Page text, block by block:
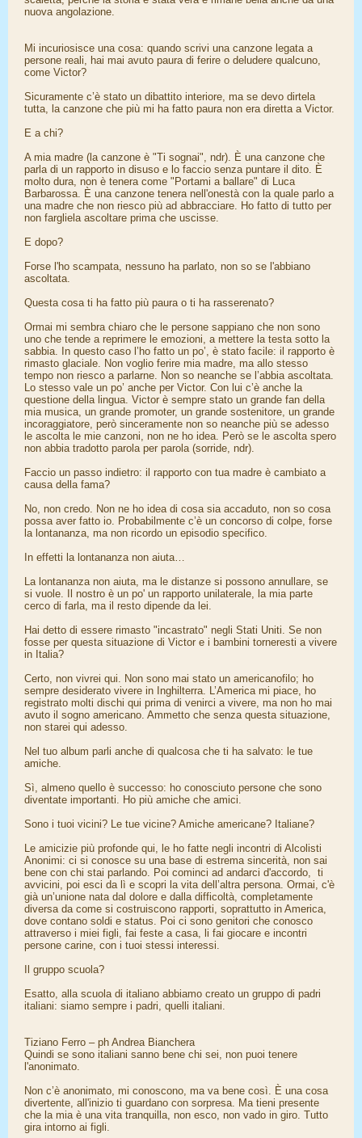
nuova angolazione.
Mi incuriosisce una cosa: quando scrivi una canzone legata a
persone reali, hai mai avuto paura di ferire o deludere qualcuno,
come Victor?
Sicuramente c’è stato un dibattito interiore, ma se devo dirtela
tutta, la canzone che più mi ha fatto paura non era diretta a Victor.
E a chi?
A mia madre (la canzone è "Ti sognai", ndr). È una canzone che
parla di un rapporto in disuso e lo faccio senza puntare il dito. È
molto dura, non è tenera come "Portami a ballare" di Luca
Barbarossa. È una canzone tenera nell'onestà con la quale parlo a
una madre che non riesco più ad abbracciare. Ho fatto di tutto per
non fargliela ascoltare prima che uscisse.
E dopo?
Forse l'ho scampata, nessuno ha parlato, non so se l'abbiano
ascoltata.
Questa cosa ti ha fatto più paura o ti ha rasserenato?
Ormai mi sembra chiaro che le persone sappiano che non sono
uno che tende a reprimere le emozioni, a mettere la testa sotto la
sabbia. In questo caso l’ho fatto un po’, è stato facile: il rapporto è
rimasto glaciale. Non voglio ferire mia madre, ma allo stesso
tempo non riesco a parlarne. Non so neanche se l’abbia ascoltata.
Lo stesso vale un po’ anche per Victor. Con lui c’è anche la
questione della lingua. Victor è sempre stato un grande fan della
mia musica, un grande promoter, un grande sostenitore, un grande
incoraggiatore, però sinceramente non so neanche più se adesso
le ascolta le mie canzoni, non ne ho idea. Però se le ascolta spero
non abbia tradotto parola per parola (sorride, ndr).
Faccio un passo indietro: il rapporto con tua madre è cambiato a
causa della fama?
No, non credo. Non ne ho idea di cosa sia accaduto, non so cosa
possa aver fatto io. Probabilmente c’è un concorso di colpe, forse
la lontananza, ma non ricordo un episodio specifico.
In effetti la lontananza non aiuta…
La lontananza non aiuta, ma le distanze si possono annullare, se
si vuole. Il nostro è un po' un rapporto unilaterale, la mia parte
cerco di farla, ma il resto dipende da lei.
Hai detto di essere rimasto "incastrato" negli Stati Uniti. Se non
fosse per questa situazione di Victor e i bambini torneresti a vivere
in Italia?
Certo, non vivrei qui. Non sono mai stato un americanofilo; ho
sempre desiderato vivere in Inghilterra. L’America mi piace, ho
registrato molti dischi qui prima di venirci a vivere, ma non ho mai
avuto il sogno americano. Ammetto che senza questa situazione,
non starei qui adesso.
Nel tuo album parli anche di qualcosa che ti ha salvato: le tue
amiche.
Sì, almeno quello è successo: ho conosciuto persone che sono
diventate importanti. Ho più amiche che amici.
Sono i tuoi vicini? Le tue vicine? Amiche americane? Italiane?
Le amicizie più profonde qui, le ho fatte negli incontri di Alcolisti
Anonimi: ci si conosce su una base di estrema sincerità, non sai
bene con chi stai parlando. Poi cominci ad andarci d'accordo, ti
avvicini, poi esci da lì e scopri la vita dell’altra persona. Ormai, c'è
già un’unione nata dal dolore e dalla difficoltà, completamente
diversa da come si costruiscono rapporti, soprattutto in America,
dove contano soldi e status. Poi ci sono genitori che conosco
attraverso i miei figli, fai feste a casa, li fai giocare e incontri
persone carine, con i tuoi stessi interessi.
Il gruppo scuola?
Esatto, alla scuola di italiano abbiamo creato un gruppo di padri
italiani: siamo sempre i padri, quelli italiani.
Tiziano Ferro – ph Andrea Bianchera
Quindi se sono italiani sanno bene chi sei, non puoi tenere
l'anonimato.
Non c’è anonimato, mi conoscono, ma va bene così. È una cosa
divertente, all'inizio ti guardano con sorpresa. Ma tieni presente
che la mia è una vita tranquilla, non esco, non vado in giro. Tutto
gira intorno ai figli.